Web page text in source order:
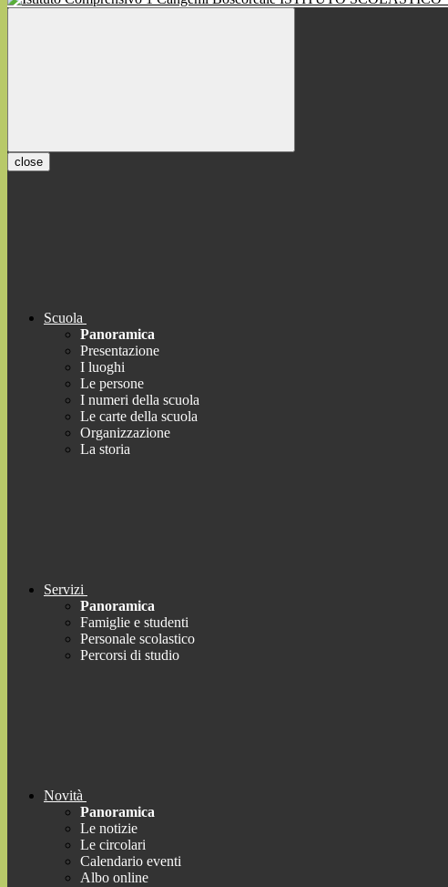
close
Scuola
Panoramica
Presentazione
I luoghi
Le persone
I numeri della scuola
Le carte della scuola
Organizzazione
La storia
Servizi
Panoramica
Famiglie e studenti
Personale scolastico
Percorsi di studio
Novità
Panoramica
Le notizie
Le circolari
Calendario eventi
Albo online